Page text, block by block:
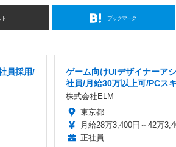
ブックマーク
員採用/
ゲーム向けUIデザイナーア
社員/月給30万以上可/PCス
株式会社ELM
東京都
月給28万3,400円～42万
正社員